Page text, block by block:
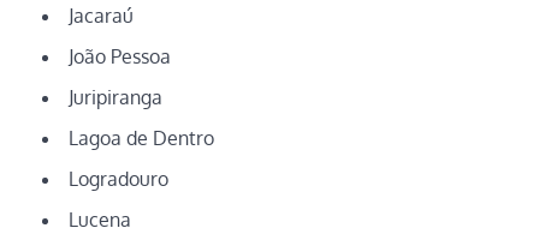
Jacaraú
João Pessoa
Juripiranga
Lagoa de Dentro
Logradouro
Lucena